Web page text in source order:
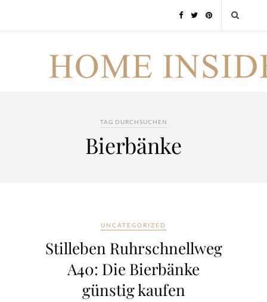
TAG DURCHSUCHEN
Bierbänke
UNCATEGORIZED
Stilleben Ruhrschnellweg
A40: Die Bierbänke
günstig kaufen